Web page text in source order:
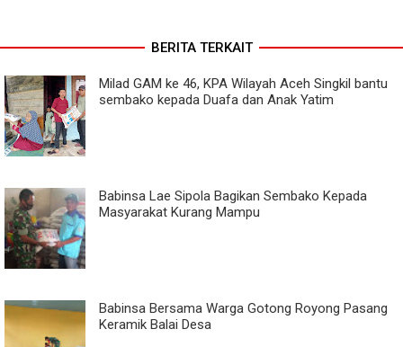
BERITA TERKAIT
Milad GAM ke 46, KPA Wilayah Aceh Singkil bantu
sembako kepada Duafa dan Anak Yatim
Babinsa Lae Sipola Bagikan Sembako Kepada
Masyarakat Kurang Mampu
Babinsa Bersama Warga Gotong Royong Pasang
Keramik Balai Desa